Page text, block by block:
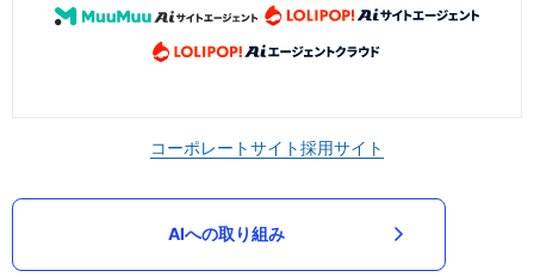
コーポレートサイト採用サイト
AIへの取り組み